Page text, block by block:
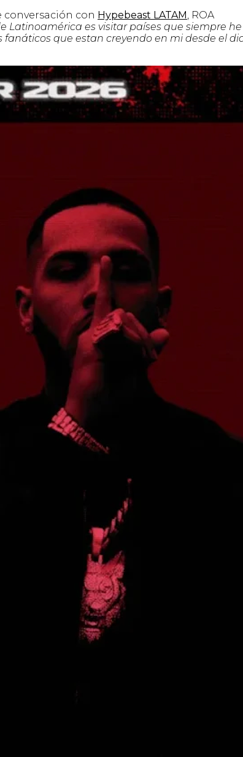
conversación con Hypebeast LATAM, ROA
Latinoamérica es visitar países que siempre he
que estan creyendo en mi desde el